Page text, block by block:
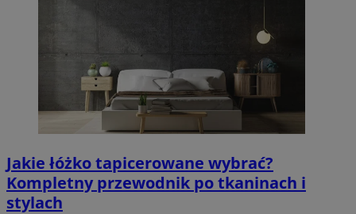
Jakie łóżko tapicerowane wybrać?
Kompletny przewodnik po tkaninach i
stylach